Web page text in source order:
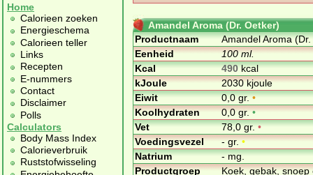
Home
Calorieen zoeken
Energieschema
Calorieen teller
Links
Recepten
E-nummers
Contact
Disclaimer
Polls
Calculators
Body Mass Index
Calorieverbruik
Ruststofwisseling
Amandel Aroma (Dr. Oetker)
Productnaam
Amandel Aroma
Eenheid
100 ml.
Kcal
490kcal
kJoule
2030 kjoule
Eiwit
0,0 gr.•
Koolhydraten
0,0 gr.•
Vet
78,0 gr.•
Voedingsvezel
- gr.•
Natrium
- mg.
Productgroep
Koek, gebak,